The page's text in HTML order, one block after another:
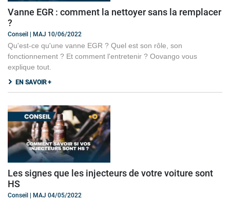
Vanne EGR : comment la nettoyer sans la remplacer
?
Conseil | MAJ 10/06/2022
Qu'est-ce qu'une vanne EGR ? Quel est son rôle, son
fonctionnement ? Et comment l'entretenir ? Oovango vous
explique tout.
EN SAVOIR +
Les signes que les injecteurs de votre voiture sont
HS
Conseil | MAJ 04/05/2022